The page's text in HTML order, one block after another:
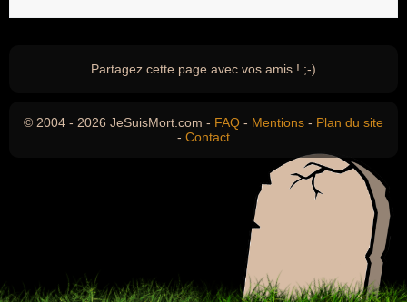
Partagez cette page avec vos amis ! ;-)
© 2004 - 2026 JeSuisMort.com - FAQ - Mentions - Plan du site
- Contact